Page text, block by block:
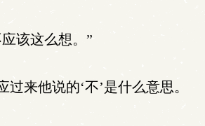
该这么想。”
来他说的‘不’是什么意思。